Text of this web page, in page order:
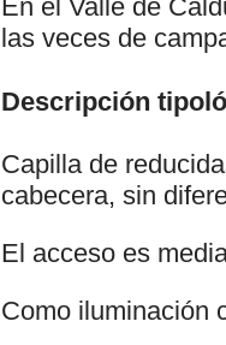
En el Valle de
las veces de
Descripción
Capilla de
cabecera, sin
El acceso es
Como iluminación